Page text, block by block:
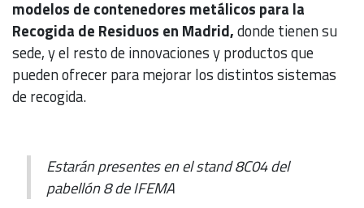
modelos de contenedores metálicos para la
Recogida de Residuos en Madrid,donde tienen su
sede, y el resto de innovaciones y productos que
pueden ofrecer para mejorar los distintos sistemas
de recogida.
Estarán presentes en el stand 8C04 del
pabellón 8 de IFEMA